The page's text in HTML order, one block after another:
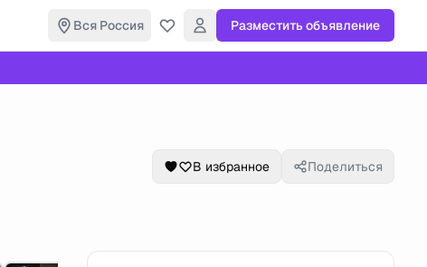
Вся Россия Разместить объявление
В избранное Поделиться